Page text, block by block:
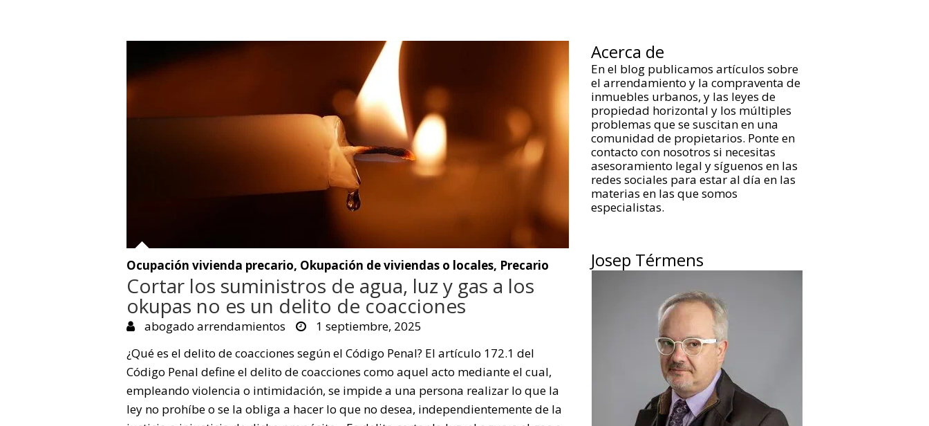
Ocupación vivienda precario, Okupación de viviendas o locales, Precario
Cortar los suministros de agua, luz y gas a los
okupas no es un delito de coacciones
abogado arrendamientos
1 septiembre, 2025
¿Qué es el delito de coacciones según el Código Penal? El artículo 172.1 del
Código Penal define el delito de coacciones como aquel acto mediante el cual,
empleando violencia o intimidación, se impide a una persona realizar lo que la
ley no prohíbe o se la obliga a hacer lo que no desea, independientemente de la
Acerca de
En el blog publicamos artículos sobre
el arrendamiento y la compraventa de
inmuebles urbanos, y las leyes de
propiedad horizontal y los múltiples
problemas que se suscitan en una
comunidad de propietarios. Ponte en
contacto con nosotros si necesitas
asesoramiento legal y síguenos en las
redes sociales para estar al día en las
materias en las que somos
especialistas.
Josep Térmens